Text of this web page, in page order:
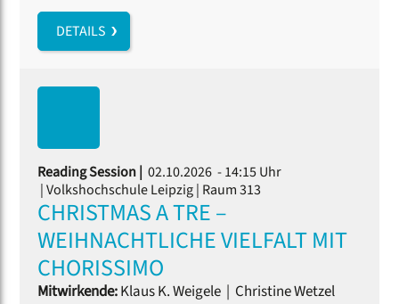
DETAILS
Reading Session | 02.10.2026 - 14:15 Uhr
| Volkshochschule Leipzig | Raum 313
CHRISTMAS A TRE –
WEIHNACHTLICHE VIELFALT MIT
CHORISSIMO
Mitwirkende:Klaus K. Weigele | Christine Wetzel